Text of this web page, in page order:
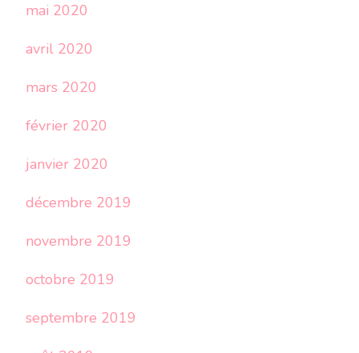
mai 2020
avril 2020
mars 2020
février 2020
janvier 2020
décembre 2019
novembre 2019
octobre 2019
septembre 2019